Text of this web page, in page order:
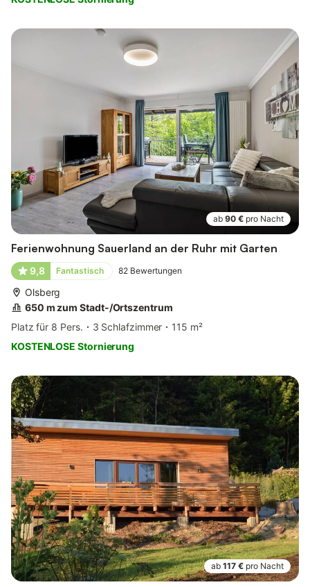
ab 90 € pro Nacht
Ferienwohnung Sauerland an der Ruhr mit Garten
9,8 Fantastisch 82 Bewertungen
Olsberg
650 m zum Stadt-/Ortszentrum
Platz für 8 Pers.
3 Schlafzimmer
115 m²
KOSTENLOSE Stornierung
ab 117 € pro Nacht